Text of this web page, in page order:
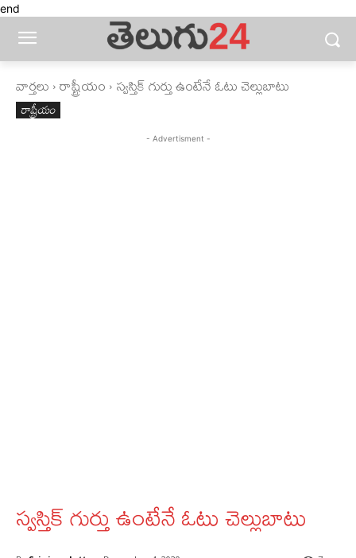
end
వార్తలు రాష్ట్రీయం స్వస్తిక్‌ గుర్తు ఉంటేనే ఓటు చెల్లుబాటు
రాష్ట్రీయం
- Advertisment -
స్వస్తిక్‌ గుర్తు ఉంటేనే ఓటు చెల్లుబాటు